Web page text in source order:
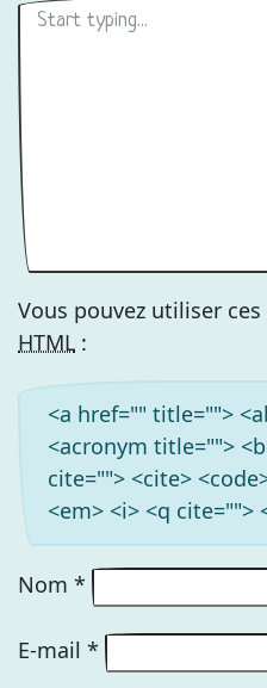
Vous pouvez utiliser
HTML :
<a href="" title="">
<acronym title="">
cite=""> <cite>
<em> <i> <q cite="">
Nom *
E-mail *